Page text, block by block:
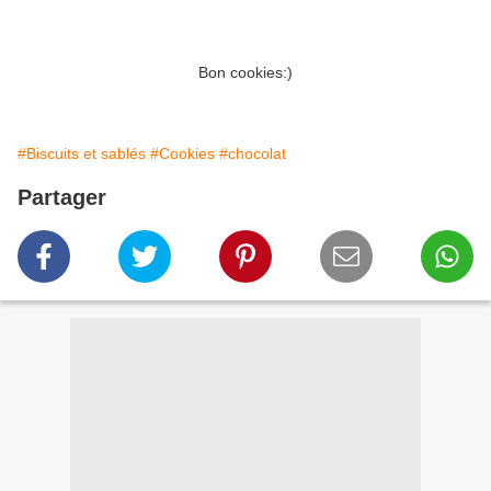
Bon cookies:)
#Biscuits et sablés #Cookies #chocolat
Partager